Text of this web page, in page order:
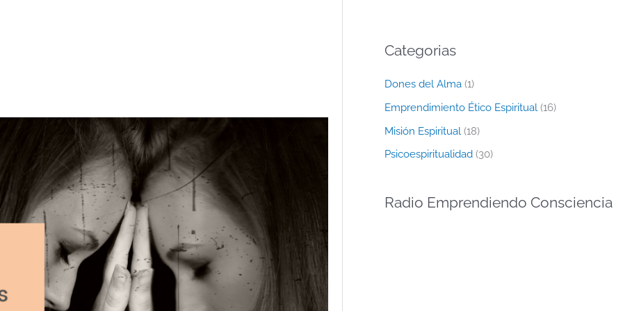
Categorias
Dones del Alma(1)
Emprendimiento Ético Espiritual(16)
Misión Espiritual (18)
Psicoespiritualidad(30)
Radio Emprendiendo Consciencia